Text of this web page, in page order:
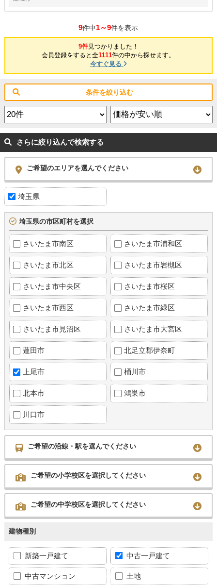
9件中1～9件を表示
9件見つかりました！
会員登録をすると全1111件の中から探せます。
今すぐ見る
条件を絞り込む
さらに絞り込んで検索する
ご希望のエリアを選んでください
埼玉県
埼玉県の市区町村を選択
さいたま市南区 さいたま市浦和区
さいたま市北区 さいたま市岩槻区
さいたま市中央区 さいたま市桜区
さいたま市西区 さいたま市緑区
さいたま市見沼区 さいたま市大宮区
蓮田市 北足立郡伊奈町
上尾市 桶川市
北本市 鴻巣市
川口市
ご希望の沿線・駅を選んでください
ご希望の小学校区を選択してください
ご希望の中学校区を選択してください
建物種別
新築一戸建て 中古一戸建て
中古マンション 土地